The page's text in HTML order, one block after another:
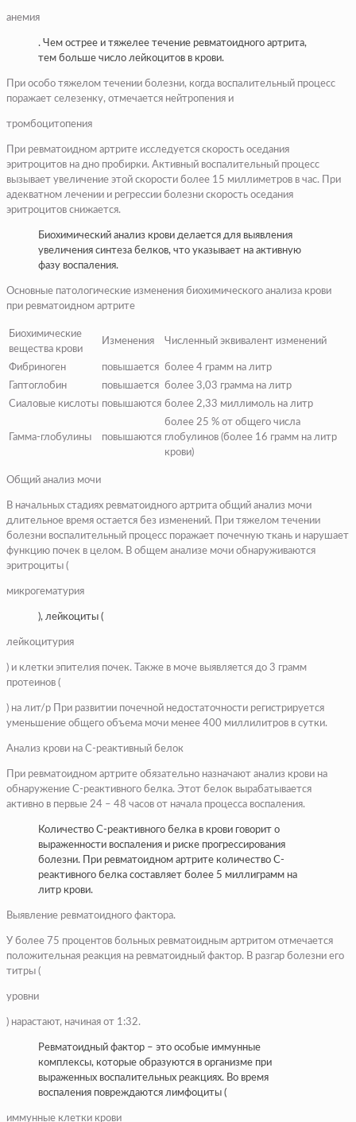
анемия
. Чем острее и тяжелее течение ревматоидного артрита,
тем больше число лейкоцитов в крови.
При особо тяжелом течении болезни, когда воспалительный процесс
поражает селезенку, отмечается нейтропения и
тромбоцитопения
При ревматоидном артрите исследуется скорость оседания
эритроцитов на дно пробирки. Активный воспалительный процесс
вызывает увеличение этой скорости более 15 миллиметров в час. При
адекватном лечении и регрессии болезни скорость оседания
эритроцитов снижается.
Биохимический анализ крови делается для выявления
увеличения синтеза белков, что указывает на активную
фазу воспаления.
Основные патологические изменения биохимического анализа крови
при ревматоидном артрите
Биохимические
вещества крови
Изменения Численный эквивалент изменений
Фибриноген повышается более 4 грамм на литр
Гаптоглобин
повышается более 3,03 грамма на литр
Сиаловые кислоты повышаются более 2,33 миллимоль на литр
Гамма-глобулины повышаются
более 25 % от общего числа
глобулинов (более 16 грамм на литр
крови)
Общий анализ мочи
В начальных стадиях ревматоидного артрита общий анализ мочи
длительное время остается без изменений. При тяжелом течении
болезни воспалительный процесс поражает почечную ткань и нарушает
функцию почек в целом. В общем анализе мочи обнаруживаются
эритроциты (
микрогематурия
), лейкоциты (
лейкоцитурия
) и клетки эпителия почек. Также в моче выявляется до 3 грамм
протеинов (
) на лит/р При развитии почечной недостаточности регистрируется
уменьшение общего объема мочи менее 400 миллилитров в сутки.
Анализ крови на С-реактивный белок
При ревматоидном артрите обязательно назначают анализ крови на
обнаружение С-реактивного белка. Этот белок вырабатывается
активно в первые 24 – 48 часов от начала процесса воспаления.
Количество С-реактивного белка в крови говорит о
выраженности воспаления и риске прогрессирования
болезни. При ревматоидном артрите количество С-
реактивного белка составляет более 5 миллиграмм на
литр крови.
Выявление ревматоидного фактора.
У более 75 процентов больных ревматоидным артритом отмечается
положительная реакция на ревматоидный фактор. В разгар болезни его
титры (
уровни
) нарастают, начиная от 1:32.
Ревматоидный фактор – это особые иммунные
комплексы, которые образуются в организме при
выраженных воспалительных реакциях. Во время
воспаления повреждаются лимфоциты (
иммунные клетки крови